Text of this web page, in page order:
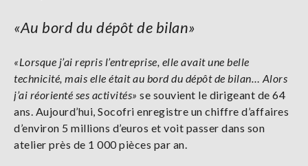
«Au bord du dépôt de bilan»
«Lorsque j’ai repris l’entreprise, elle avait une belle
technicité, mais elle était au bord du dépôt de bilan… Alors
j’ai réorienté ses activités» se souvient le dirigeant de 64
ans. Aujourd’hui, Socofri enregistre un chiffre d’affaires
d’environ 5 millions d’euros et voit passer dans son
atelier près de 1 000 pièces par an.